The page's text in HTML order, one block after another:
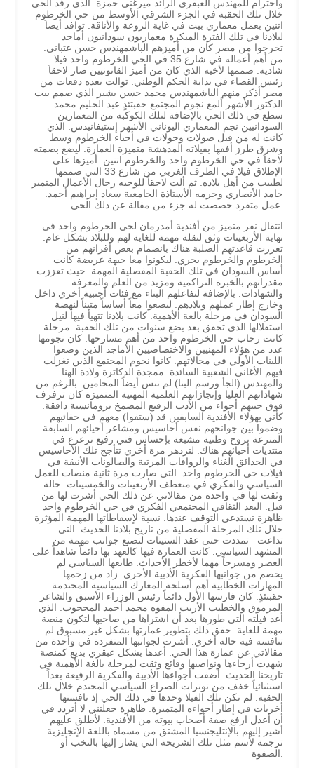
واحترام للمهندس العبقري الرائد ميرغني حمزة. الذي رفد الحي
خلال تلك الحقبة في الجزء الشرقي الأوسط من حي الخرطوم
اتنين بعمل معماري بيت في غاية الروعة والأناقة. توافد أيضاَ
لبلادنا في تلك الفترة المبكرة معماريون سودانيون أماجد
تخرجوا من مصر كان من أميزهم الباشمهندس حسن عتباني.
من أهم أعماله في شارع 35 في الحي الخرطوم واحد فيلا
شادية. صممها لأخيه الذي كان من أميز القانونيين صار لاحقاَ
رئيس القضاء في بداية الحكم الوطني. توالت بعده دفعات من
مصر أذكر منهم الباشمهندس محمد حسن بشير الذي صمم بيت
الدكتور الأشهر ألمع نجوم المجتمع حقبتئذٍ عبد الحليم محمد.
سطع في ذلك الحي بالإضافة لتلك الكوكبة من المعمارين
السودانيين نجم المعماري اليوناني الأشهر إستيفانيدس. الذي
كانت له من قبل صولات وجولات في أحياء الخرطوم وسط
وشرق طرز أفقها بفيلاته المدهشة متميزة العمارة. ليضع بصمته
لاحقاً في حي الخرطوم واحد والخرطوم اتنين. أميزها على
الإطلاق فيلا في الطرف الغربي من شارع 33 التي صممها
لطبيب من أهل بلاده. ثم ألت لاحقاً للوجيه رجال الأعمال المتميز
حامد الأنصاري وحرمه الأستاذة الجامعية سعاد إبراهيم أحمد.
عمل متفرد خصصت له جزء من مقالة عن ذلك الحي.
انتقال نفر متميز من أفندية أمدرمان لحي الخرطوم واحد في
نهاية الأربعينات وثق لنقلة مهمة للغاية لهم وللبلاد بشكل عام.
تعززت قاعدتهم الصلبة هناك بانضمام بعض أقرانهم من
الخرطوم والخرطوم بحري. ليكونوا معا جبهة عريضة كانت
أساس السودان في تلك الحقبة المفصلية المهمة. حيث تعززت
مقدراتهم بالخبرة التراكمية ومزيد من العلم والمعرفة
والشهادات. بالإضافة لتفاعلهم البناء مع فئات أجنبية أخري داخل
وخارج إطار عملهم وبلادهم. ليضعوا معاً أساساً متيناً لنهضة
السودان في مرحلة بالغة الأهمية. كانت بلادنا تتهيأ فيها لنيل
استقلالها الذي تحقق بعد بضع سنوات من تلك الحقبة. مرحلة
كانت رحاب حي الخرطوم واحد من أهم مسارحها. كان نجومها
عدد من هؤلاء المهنيين والاختصاصيين الأماجد الذين وضعوا
اللبنات الأولي في مجالاتهم. كانوا نجوم المجتمع الذين تغزلت
فيهم الأغاني الشعبية السائدة. ممجدة الدكاترة ولادة الهنا
والمهندس (الجأ ورسم البنا) لم تنس أيضاً المحامين. بالرغم من
شهاداتهم العليا وإنجازاتهم العلمية المهنية المتميزة كان ترفرف
فوق حييهم أجواء من الأدب الرفيع المضمخ برومانسية دافقة.
كأني بهؤلاء الأفندية السابقين قد (ستفوا) معهم في حقائبهم
وضموا بين جوانحهم نفس أحاسيس ومشاعر أحيائهم السابقة.
المترعة بروح وطنية مشبعة بإحساس فتي رفيع ترعرع في
منتديات أحيائهم هناك. لتزدهر مرة أخري تتأجج تلك الأحاسيس
في الحدائق الغناء والرواقات المرتبة والصالونات الأنيقة في
فيلات حي الخرطوم واحد. التي صارت مرة ثانية منصات للعمل
السياسي والفكري في منعطف الأربعينات والخمسينات. حالة
وثقت لها في واحدة من مقالاتي عن ذلك الحي أشرت لها من
قبل. البعد الثقافي المجتمعي الفكري في حي الخرطوم واحد
ظاهرة تستدعي التوقف عندها. نسبة لإسقاطاتها المهمة المؤثرة
خلال تلك المرحلة المفصلية من تاريخ بلادنا الحديث. التي
تداعت تمددت حتى عقد الستينات لتصنع جوانب مهمة من
المشهد السياسي. كانت العمارة فيها كالعهد بها دائماً شاهداً على
العصر ومسرحاً مهما لأخطر الأحداث. طابعها السياسي لم
يخصم من جوانبها الفكرية الأدبية الأخرى. زاد من زخمها
المهارات الخطابية أهم أسلحة المعارك السياسية المحتدمة
حقبتئذٍ. كان فارسها الأول دائماً رئيس الوزراء الأسبق والشاعر
المرموق والخطيب الأريب المفوه محمد أحمد المحجوب. الذي
أعد فيلته التي طورها بعد أن اشتراها من صاحبها لتكون منصة
مهمة للغاية. حقق ذلك بتطوير عمارتها بشكل غير مسبوق لم
تنافسه فيه حالة أخري. أشرت لجوانبها المتفردة في وأحدة من
مقالاتي عن عمارة هذا الحي. أعدها بشكل عبقري بديع كمنصة
شهدت أرجاءها ونواصيها وقائع وثقت لمرحلة بالغة الأهمية في
تاريخنا الحديث. أضفت أجواءها الأدبية والفكرية الرفيعة بعداً
استثنائياً خفف من توترات الصراع السياسي المحتدم خلال تلك
الحقبة. لم تكن تلك الفيلا وحدها في ذلك الحي إذ نافستها
أخريات في إطار أجواءه المتميزة. ظاهرة جعلتني لا أتردد في
أن أعدل ارفع صفة أصحاب بيوته من الأفندية. لأطلق عليهم
أشير إليهم بالإنتليجنسيا المشتق من مسماه باللغة الإنجليزية.
ترجمة لأسم مثل تلك الشريحة التي يشار إليها بالنخب أو
الصفوة.